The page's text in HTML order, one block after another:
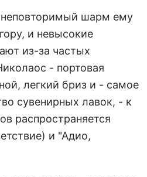
неповторимый шарм ему
и невысокие
из-за частых
- портовая
легкий бриз и - самое
сувенирных лавок, - к
распространяется
и "Адио,